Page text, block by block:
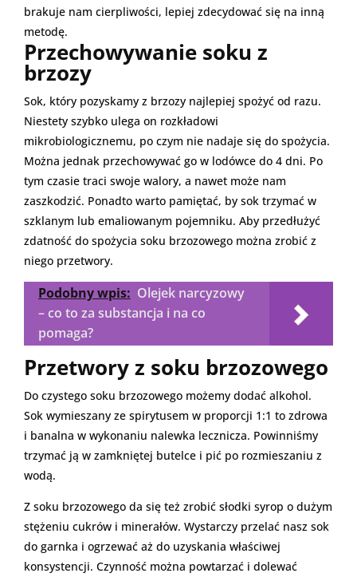
brakuje nam cierpliwości, lepiej zdecydować się na inną
metodę.
Przechowywanie soku z
brzozy
Sok, który pozyskamy z brzozy najlepiej spożyć od razu.
Niestety szybko ulega on rozkładowi
mikrobiologicznemu, po czym nie nadaje się do spożycia.
Można jednak przechowywać go w lodówce do 4 dni. Po
tym czasie traci swoje walory, a nawet może nam
zaszkodzić. Ponadto warto pamiętać, by sok trzymać w
szklanym lub emaliowanym pojemniku. Aby przedłużyć
zdatność do spożycia soku brzozowego można zrobić z
niego przetwory.
Podobny wpis: Olejek narcyzowy
– co to za substancja i na co
pomaga?
Przetwory z soku brzozowego
Do czystego soku brzozowego możemy dodać alkohol.
Sok wymieszany ze spirytusem w proporcji 1:1 to zdrowa
i banalna w wykonaniu nalewka lecznicza. Powinniśmy
trzymać ją w zamkniętej butelce i pić po rozmieszaniu z
wodą.
Z soku brzozowego da się też zrobić słodki syrop o dużym
stężeniu cukrów i minerałów. Wystarczy przelać nasz sok
do garnka i ogrzewać aż do uzyskania właściwej
konsystencji. Czynność można powtarzać i dolewać